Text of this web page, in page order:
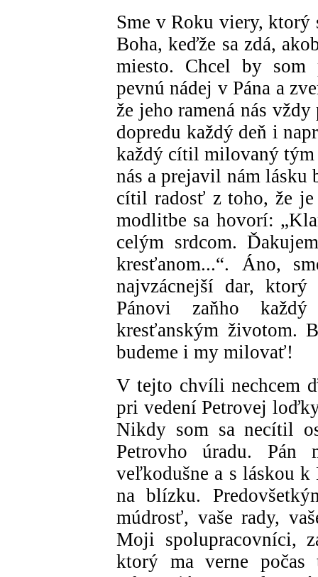
Sme v Roku viery,
Boha, keďže sa zdá,
miesto. Chcel by
pevnú nádej v Pána a
že jeho ramená nás
dopredu každý deň i
každý cítil milovaný tým
nás a prejavil nám lásku
cítil radosť z toho, že
modlitbe sa hovorí:
celým srdcom.
kresťanom...“. Áno,
najvzácnejší dar,
Pánovi zaňho
kresťanským životom.
budeme i my milovať!
V tejto chvíli nechcem
pri vedení Petrovej
Nikdy som sa necítil
Petrovho úradu.
veľkodušne a s láskou
na blízku.
múdrosť, vaše rady,
Moji spolupracovníci,
ktorý ma verne počas